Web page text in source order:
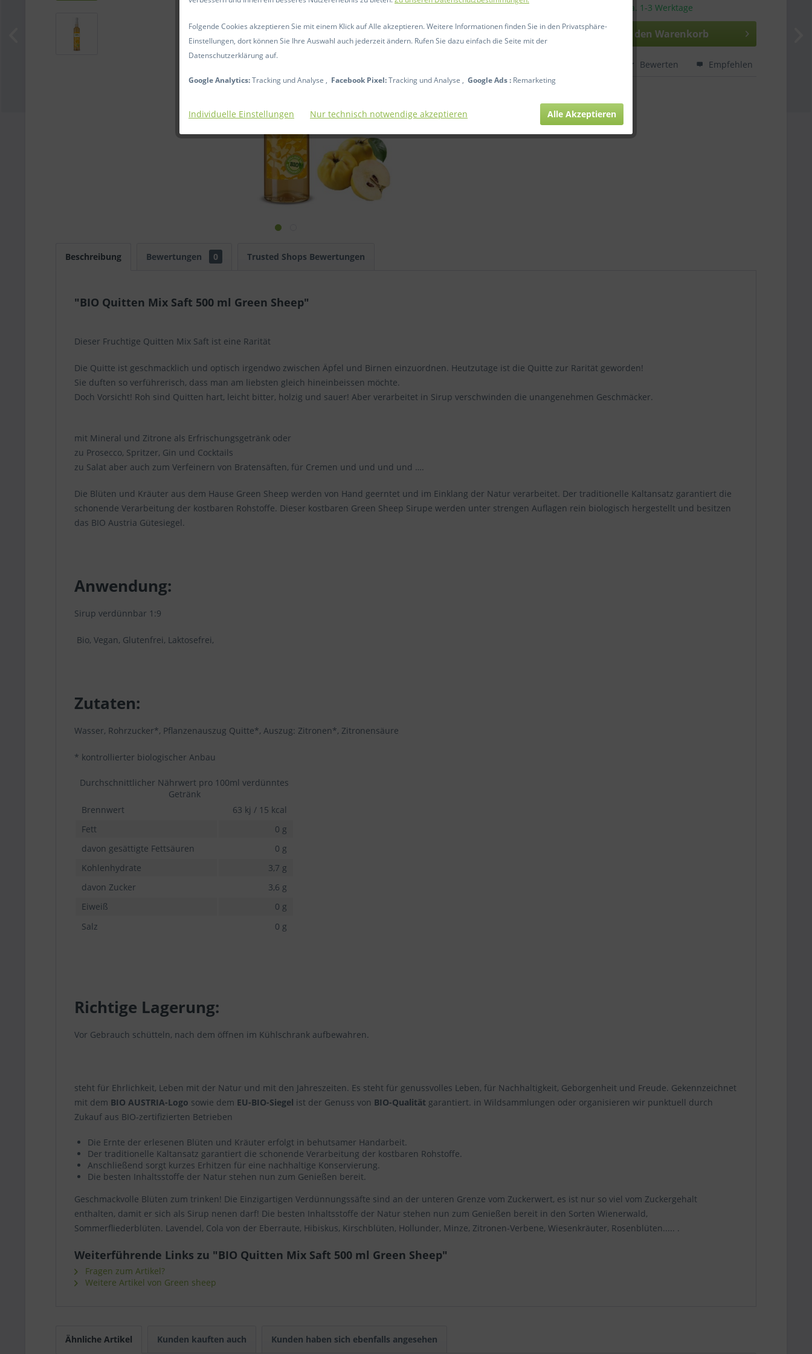
Sofort versandfertig, Lieferzeit ca. 1-3 Werktage
In den Warenkorb
Bewerten Empfehlen
Beschreibung Bewertungen 0 Trusted Shops Bewertungen
"BIO Quitten Mix Saft 500 ml Green Sheep"
Dieser Fruchtige Quitten Mix Saft ist eine Rarität
Die Quitte ist geschmacklich und optisch irgendwo zwischen Äpfel und Birnen einzuordnen. Heutzutage ist die Quitte zur Rarität geworden!
Sie duften so verführerisch, dass man am liebsten gleich hineinbeissen möchte.
Doch Vorsicht! Roh sind Quitten hart, leicht bitter, holzig und sauer! Aber verarbeitet in Sirup verschwinden die unangenehmen Geschmäcker.
mit Mineral und Zitrone als Erfrischungsgetränk oder
zu Prosecco, Spritzer, Gin und Cocktails
zu Salat aber auch zum Verfeinern von Bratensäften, für Cremen und und und und ….
Die Blüten und Kräuter aus dem Hause Green Sheep werden von Hand geerntet und im Einklang der Natur verarbeitet. Der traditionelle Kaltansatz garantiert die
schonende Verarbeitung der kostbaren Rohstoffe. Dieser kostbaren Green Sheep Sirupe werden unter strengen Auflagen rein biologisch hergestellt und besitzen
das BIO Austria Gütesiegel.
Anwendung:
Sirup verdünnbar 1:9
Bio, Vegan, Glutenfrei, Laktosefrei,
Zutaten:
Wasser, Rohrzucker*, Pflanzenauszug Quitte*, Auszug: Zitronen*, Zitronensäure
* kontrollierter biologischer Anbau
Durchschnittlicher Nährwert pro 100ml verdünntes
Getränk
Brennwert
63 kj / 15 kcal
Fett
0 g
davon gesättigte Fettsäuren
0 g
Kohlenhydrate
3,7 g
davon Zucker
3,6 g
Eiweiß
0 g
Salz
0 g
Richtige Lagerung:
Vor Gebrauch schütteln, nach dem öffnen im Kühlschrank aufbewahren.
steht für Ehrlichkeit, Leben mit der Natur und mit den Jahreszeiten. Es steht für genussvolles Leben, für Nachhaltigkeit, Geborgenheit und Freude. Gekennzeichnet
mit dem BIO AUSTRIA-Logo sowie dem EU-BIO-Siegel ist der Genuss von BIO-Qualität garantiert. in Wildsammlungen oder organisieren wir punktuell durch
Zukauf aus BIO-zertifizierten Betrieben
Die Ernte der erlesenen Blüten und Kräuter erfolgt in behutsamer Handarbeit.
Der traditionelle Kaltansatz garantiert die schonende Verarbeitung der kostbaren Rohstoffe.
Anschließend sorgt kurzes Erhitzen für eine nachhaltige Konservierung.
Die besten Inhaltsstoffe der Natur stehen nun zum Genießen bereit.
Geschmackvolle Blüten zum trinken! Die Einzigartigen Verdünnungssäfte sind an der unteren Grenze vom Zuckerwert, es ist nur so viel vom Zuckergehalt
enthalten, damit er sich als Sirup nenen darf! Die besten Inhaltsstoffe der Natur stehen nun zum Genießen bereit in den Sorten Wienerwald,
Sommerfliederblüten. Lavendel, Cola von der Eberraute, Hibiskus, Kirschblüten, Hollunder, Minze, Zitronen-Verbene, Wiesenkräuter, Rosenblüten..... .
Weiterführende Links zu "BIO Quitten Mix Saft 500 ml Green Sheep"
Fragen zum Artikel?
Weitere Artikel von Green sheep
Ähnliche Artikel Kunden kauften auch Kunden haben sich ebenfalls angesehen
Folgende Cookies akzeptieren Sie mit einem Klick auf Alle akzeptieren. Weitere Informationen finden Sie in den Privatsphäre-
Einstellungen, dort können Sie Ihre Auswahl auch jederzeit ändern. Rufen Sie dazu einfach die Seite mit der
Datenschutzerklärung auf.
Google Analytics:Tracking und Analyse , Facebook Pixel:Tracking und Analyse , Google Ads : Remarketing
Individuelle Einstellungen Nur technisch notwendige akzeptieren Alle Akzeptieren